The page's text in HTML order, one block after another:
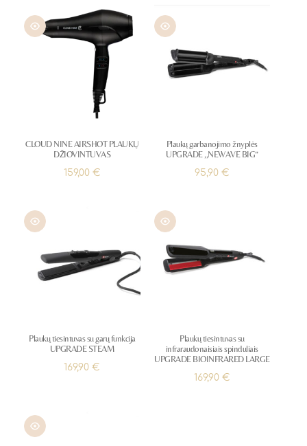
CLOUD NINE AIRSHOT PLAUKŲ
DŽIOVINTUVAS
159,00 €
Plaukų garbanojimo žnyplės
UPGRADE ,,NEWAVE BIG”
95,90 €
Plaukų tiesintuvas su garų funkcija
UPGRADE STEAM
169,90€
Plaukų tiesintuvas su
infraraudonaisiais spinduliais
UPGRADE BIOINFRARED LARGE
169,90 €